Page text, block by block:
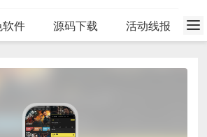
件 源码下载 活动线报